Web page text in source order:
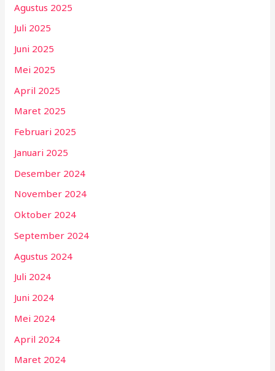
Agustus 2025
Juli 2025
Juni 2025
Mei 2025
April 2025
Maret 2025
Februari 2025
Januari 2025
Desember 2024
November 2024
Oktober 2024
September 2024
Agustus 2024
Juli 2024
Juni 2024
Mei 2024
April 2024
Maret 2024